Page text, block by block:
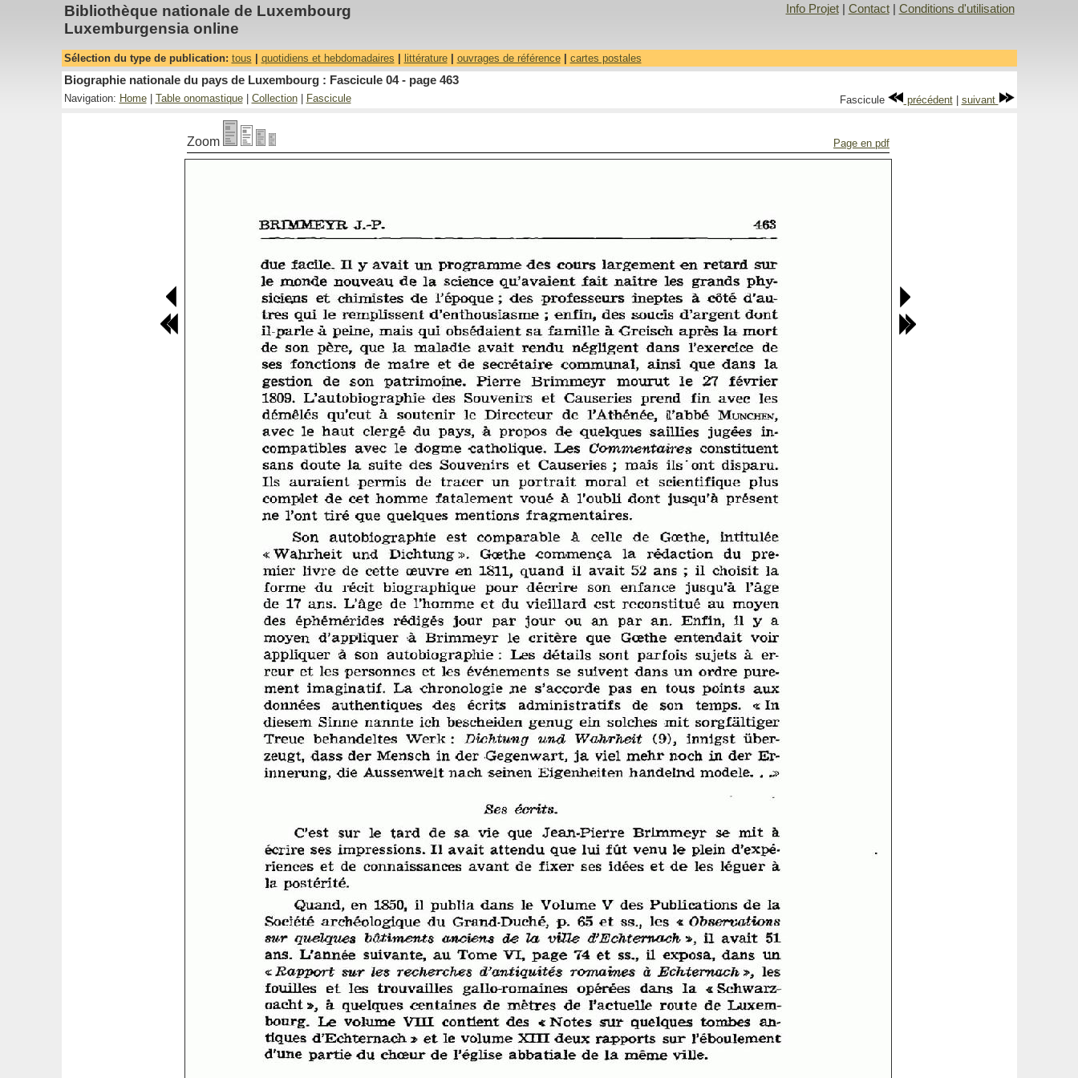
Bibliothèque nationale de Luxembourg
Luxemburgensia online
Info Projet| Contact| Conditions d'utilisation
Sélection du type de publication: tous quotidiens et hebdomadaires littérature| ouvrages de référence| cartes postales
Biographie nationale du pays de Luxembourg : Fascicule 04 - page 463
Navigation: Home| Table onomastique| Collection| Fascicule Fascicule précédent| suivant
Zoom Page en pdf